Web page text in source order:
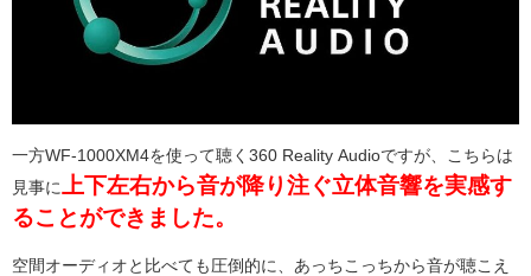
一方WF-1000XM4を使って聴く360 Reality Audioですが、こちらは
見事に 上下左右から音が降り注ぐ立体音響を実感す
ることができました。
空間オーディオと比べても圧倒的に、あっちこっちから音が聴こえ